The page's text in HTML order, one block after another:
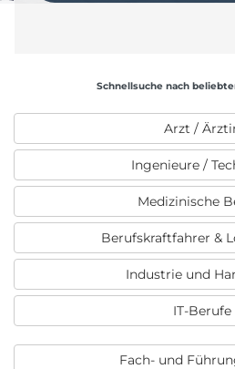
Schnellsuche nach
Arzt /
Ingenieure /
Medizinische
Berufskraftfahrer &
Industrie und
IT-Berufe
Fach- und